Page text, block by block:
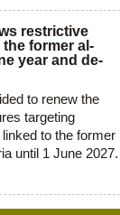
restrictive
former al-
year and de-
to renew the
targeting
to the former
until 1 June 2027.